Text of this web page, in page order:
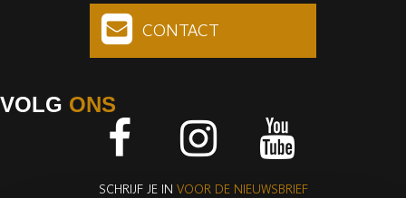
CONTACT
VOLG ONS
SCHRIJF JE IN VOOR DE NIEUWSBRIEF